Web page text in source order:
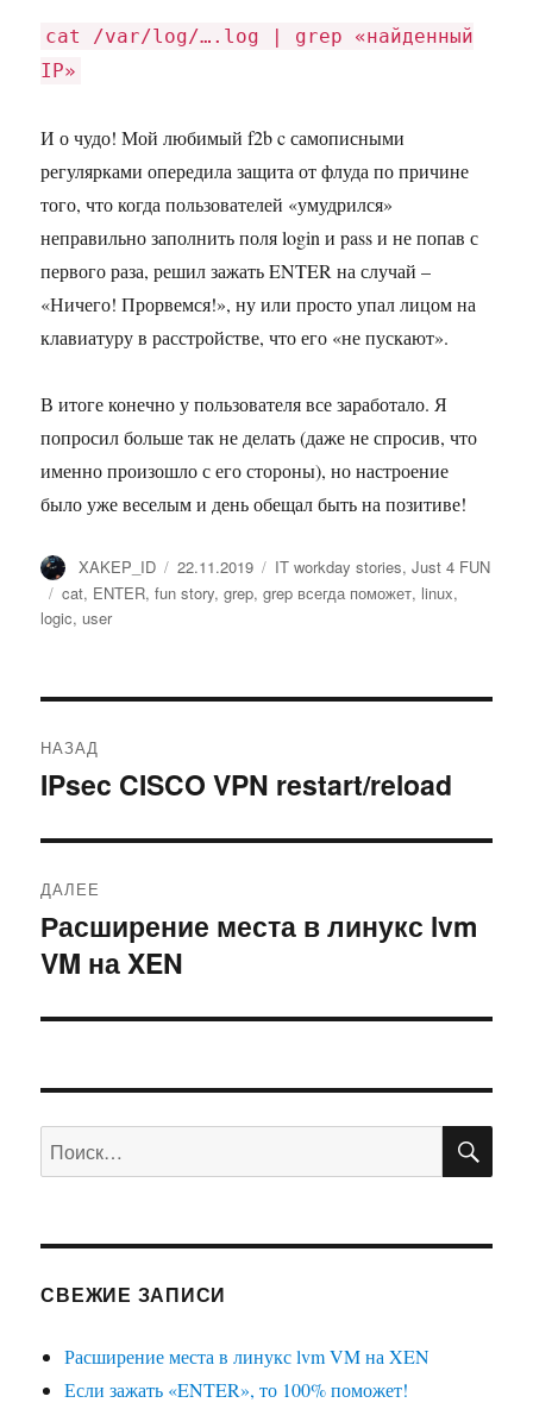
сat /var/log/….log | grep «найденный
IP»
И о чудо! Мой любимый f2b c самописными
регулярками опередила защита от флуда по причине
того, что когда пользователей «умудрился»
неправильно заполнить поля login и pass и не попав с
первого раза, решил зажать ENTER на случай –
«Ничего! Прорвемся!», ну или просто упал лицом на
клавиатуру в расстройстве, что его «не пускают».
В итоге конечно у пользователя все заработало. Я
попросил больше так не делать (даже не спросив, что
именно произошло с его стороны), но настроение
было уже веселым и день обещал быть на позитиве!
Автор
XAKEP_ID Опубликовано
22.11.2019 Рубрики
IT workday stories,Just 4 FUN
Метки
cat, ENTER,fun story,grep,grep всегда поможет, linux,
logic, user
по
НАЗАД
Предыдущая
IPsec CISCO VPN restart/reload
ДАЛЕЕ
Следующая
запись:
Расширение места в линукс lvm
VM на XEN
Искать:
СВЕЖИЕ ЗАПИСИ
Расширение места в линукс lvm VM на XEN
Если зажать «ENTER», то 100% поможет!